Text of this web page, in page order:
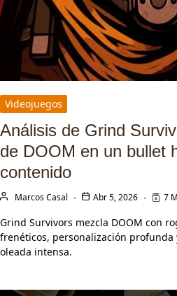
Videojuegos
Análisis de Grind
de DOOM en un bullet
contenido
Marcos Casal Abr 5, 2026 7
Grind Survivors mezcla DOOM con
frenéticos, personalización profunda
oleada intensa.